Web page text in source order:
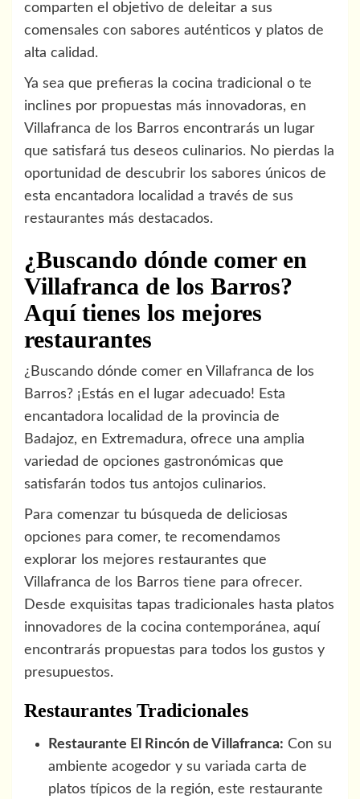
comparten el objetivo de deleitar a sus
comensales con sabores auténticos y platos de
alta calidad.
Ya sea que prefieras la cocina tradicional o te
inclines por propuestas más innovadoras, en
Villafranca de los Barros encontrarás un lugar
que satisfará tus deseos culinarios. No pierdas la
oportunidad de descubrir los sabores únicos de
esta encantadora localidad a través de sus
restaurantes más destacados.
¿Buscando dónde comer en
Villafranca de los Barros?
Aquí tienes los mejores
restaurantes
¿Buscando dónde comer en Villafranca de los
Barros? ¡Estás en el lugar adecuado! Esta
encantadora localidad de la provincia de
Badajoz, en Extremadura, ofrece una amplia
variedad de opciones gastronómicas que
satisfarán todos tus antojos culinarios.
Para comenzar tu búsqueda de deliciosas
opciones para comer, te recomendamos
explorar los mejores restaurantes que
Villafranca de los Barros tiene para ofrecer.
Desde exquisitas tapas tradicionales hasta platos
innovadores de la cocina contemporánea, aquí
encontrarás propuestas para todos los gustos y
presupuestos.
Restaurantes Tradicionales
Restaurante El Rincón de Villafranca: Con su
ambiente acogedor y su variada carta de
platos típicos de la región, este restaurante